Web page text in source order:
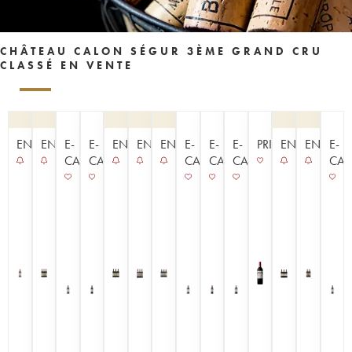
CHÂTEAU CALON SÉGUR 3ÈME GRAND CRU
CLASSÉ EN VENTE
ENCHÈREENCHÈRE
E-
CAVISTE
E-
CAVISTE
ENCHÈREENCHÈREENCHÈRE
E-
CAVISTE
E-
CAVISTE
E-
CAVISTE
PRIMEURENCHÈREE-